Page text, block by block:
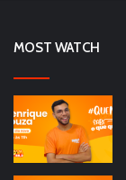
MOST WATCH